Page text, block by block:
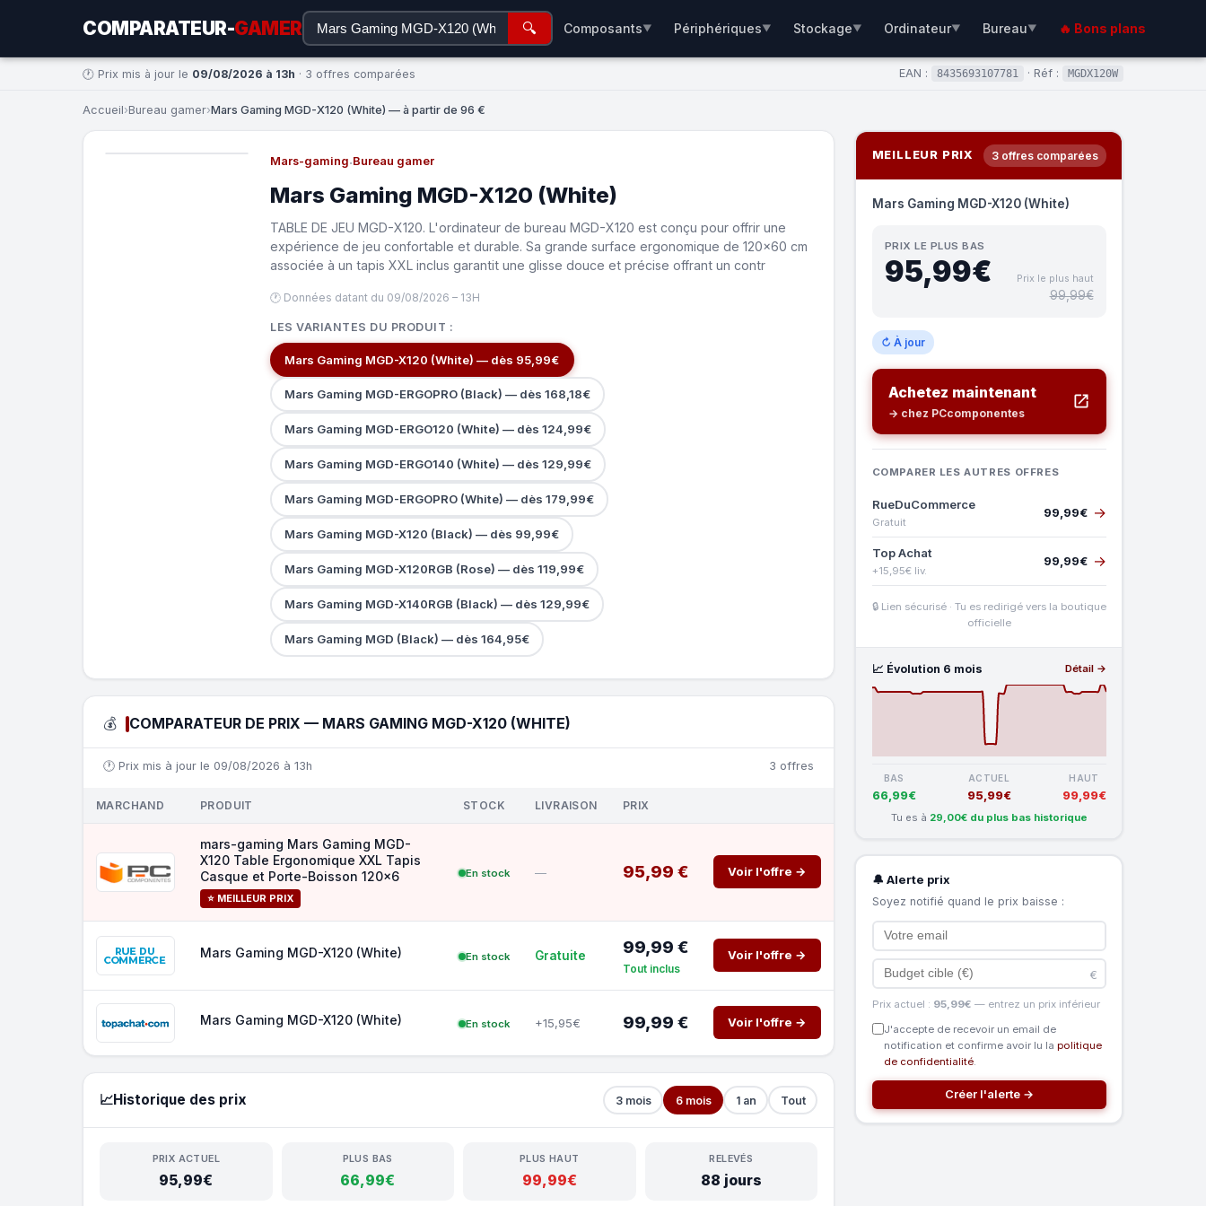
COMPARATEUR-GAMER 🔍 Composants▼ Périphériques▼ Stockage▼ Ordinateur▼ Bureau▼ 🔥 Bons plans
🕐 Prix mis à jour le 09/08/2026 à 13h · 3 offres comparées EAN : 8435693107781 · Réf : MGDX120W
Accueil›Bureau gamer›Mars Gaming MGD-X120 (White) — à partir de 96 €
Mars-gaming·Bureau gamer
Mars Gaming MGD-X120 (White)
TABLE DE JEU MGD-X120. L'ordinateur de bureau MGD-X120 est conçu pour offrir une
expérience de jeu confortable et durable. Sa grande surface ergonomique de 120x60 cm
associée à un tapis XXL inclus garantit une glisse douce et précise offrant un contr
🕐 Données datant du 09/08/2026 – 13H
LES VARIANTES DU PRODUIT :
Mars Gaming MGD-X120 (White) — dès 95,99€
Mars Gaming MGD-ERGOPRO (Black) — dès 168,18€
Mars Gaming MGD-ERGO120 (White) — dès 124,99€
Mars Gaming MGD-ERGO140 (White) — dès 129,99€
Mars Gaming MGD-ERGOPRO (White) — dès 179,99€
Mars Gaming MGD-X120 (Black) — dès 99,99€
Mars Gaming MGD-X120RGB (Rose) — dès 119,99€
Mars Gaming MGD-X140RGB (Black) — dès 129,99€
Mars Gaming MGD (Black) — dès 164,95€
💰 COMPARATEUR DE PRIX — MARS GAMING MGD-X120 (WHITE)
🕐 Prix mis à jour le 09/08/2026 à 13h 3 offres
MARCHAND PRODUIT STOCK LIVRAISON PRIX
mars-gaming Mars Gaming MGD-
X120 Table Ergonomique XXL Tapis
Casque et Porte-Boisson 120x6
⭐ MEILLEUR PRIX
En stock — 95,99 € Voir l'offre →
Mars Gaming MGD-X120 (White) En stock Gratuite 99,99 €
Tout inclus
Voir l'offre →
Mars Gaming MGD-X120 (White) En stock +15,95€ 99,99 € Voir l'offre →
📈Historique des prix 3 mois 6 mois 1 an Tout
PRIX ACTUEL
95,99€
PLUS BAS
66,99€
PLUS HAUT
99,99€
RELEVÉS
88 jours
MEILLEUR PRIX 3 offres comparées
Mars Gaming MGD-X120 (White)
PRIX LE PLUS BAS
95,99€ Prix le plus haut
99,99€
↻ À jour
Achetez maintenant
→ chez PCcomponentes
COMPARER LES AUTRES OFFRES
RueDuCommerce
Gratuit
99,99€ →
Top Achat
+15,95€ liv.
99,99€ →
🔒 Lien sécurisé · Tu es redirigé vers la boutique
officielle
📈 Évolution 6 mois Détail →
BAS
66,99€
ACTUEL
95,99€
HAUT
99,99€
Tu es à 29,00€ du plus bas historique
🔔 Alerte prix
Soyez notifié quand le prix baisse :
€
Prix actuel : 95,99€ — entrez un prix inférieur
J'accepte de recevoir un email de
notification et confirme avoir lu la politique
de confidentialité.
Créer l'alerte →